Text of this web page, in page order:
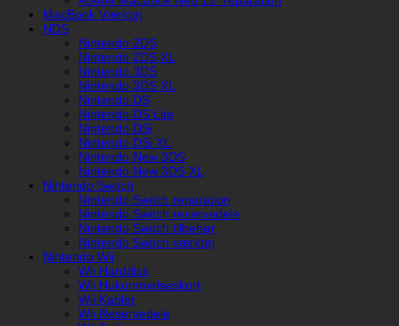
MacBook Værktøj
NDS
Nintendo 2DS
Nintendo 2DS XL
Nintendo 3DS
Nintendo 3DS XL
Nintendo DS
Nintendo DS Lite
Nintendo DSi
Nintendo DSi XL
Nintendo New 3DS
Nintendo New 3DS XL
Nintendo Switch
Nintendo Switch reparation
Nintendo Switch reservedele
Nintendo Switch tilbehør
Nintendo Switch værktøj
Nintendo Wii
Wii Harddisk
Wii Hukommelseskort
Wii Kabler
Wii Reservedele